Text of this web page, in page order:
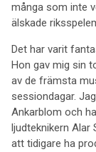
många som inte
älskade
Det har varit
Hon gav mig sin
av de främsta
sessiondagar.
Ankarblom och
ljudteknikern Alar
att tidigare ha